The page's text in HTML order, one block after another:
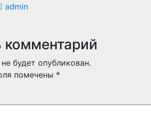
admin
комментарий
будет опубликован.
помечены *